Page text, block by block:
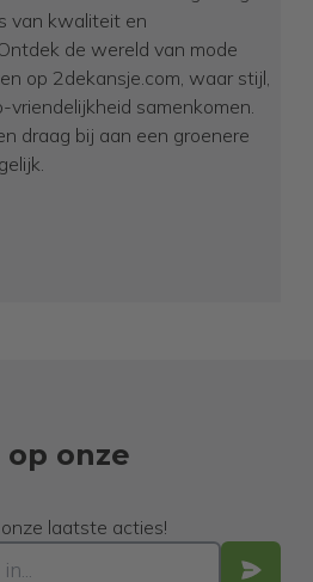
van kwaliteit en
de wereld van mode
op 2dekansje.com, waar stijl,
vriendelijkheid samenkomen.
draag bij aan een groenere
onze
laatste acties!